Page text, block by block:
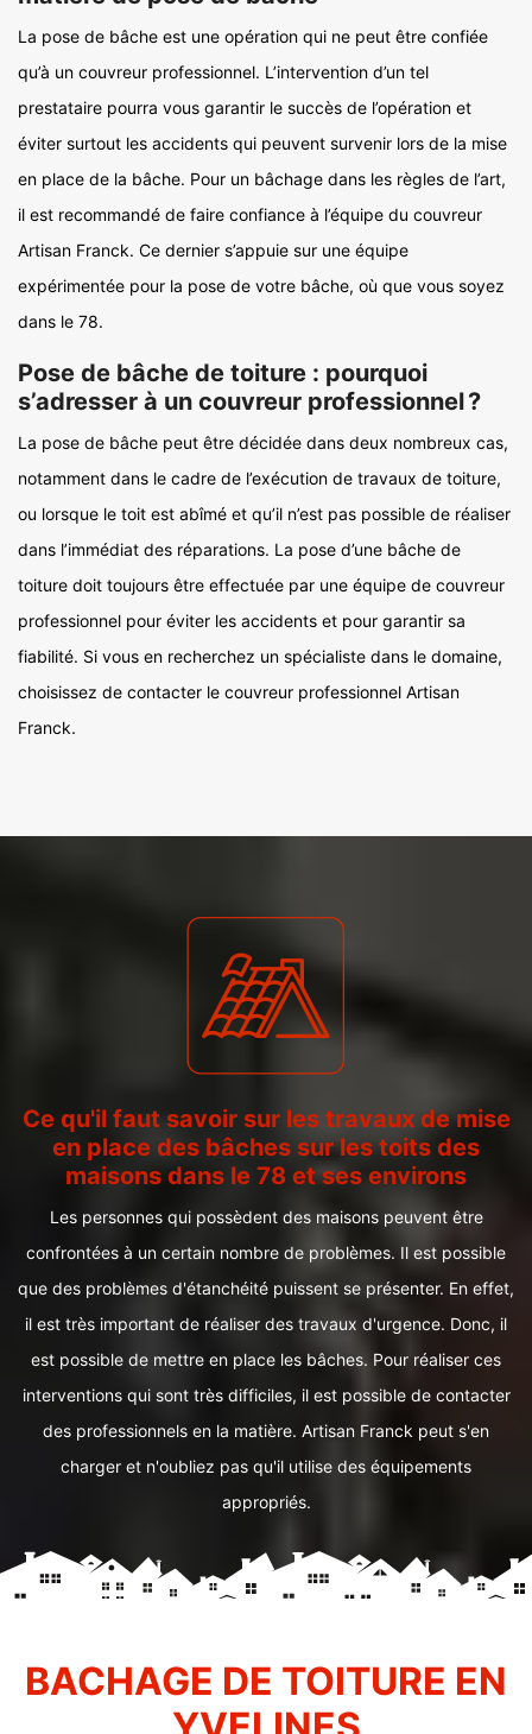
La pose de bâche est une opération qui ne peut être confiée
qu’à un couvreur professionnel. L’intervention d’un tel
prestataire pourra vous garantir le succès de l’opération et
éviter surtout les accidents qui peuvent survenir lors de la mise
en place de la bâche. Pour un bâchage dans les règles de l’art,
il est recommandé de faire confiance à l’équipe du couvreur
Artisan Franck. Ce dernier s’appuie sur une équipe
expérimentée pour la pose de votre bâche, où que vous soyez
dans le 78.
Pose de bâche de toiture : pourquoi
s’adresser à un couvreur professionnel ?
La pose de bâche peut être décidée dans deux nombreux cas,
notamment dans le cadre de l’exécution de travaux de toiture,
ou lorsque le toit est abîmé et qu’il n’est pas possible de réaliser
dans l’immédiat des réparations. La pose d’une bâche de
toiture doit toujours être effectuée par une équipe de couvreur
professionnel pour éviter les accidents et pour garantir sa
fiabilité. Si vous en recherchez un spécialiste dans le domaine,
choisissez de contacter le couvreur professionnel Artisan
Franck.
Ce qu'il faut savoir sur les travaux de mise
en place des bâches sur les toits des
maisons dans le 78 et ses environs
Les personnes qui possèdent des maisons peuvent être
confrontées à un certain nombre de problèmes. Il est possible
que des problèmes d'étanchéité puissent se présenter. En effet,
il est très important de réaliser des travaux d'urgence. Donc, il
est possible de mettre en place les bâches. Pour réaliser ces
interventions qui sont très difficiles, il est possible de contacter
des professionnels en la matière. Artisan Franck peut s'en
charger et n'oubliez pas qu'il utilise des équipements
appropriés.
BACHAGE DE TOITURE EN